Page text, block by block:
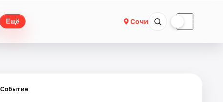
Ещё Сочи ☾
Событие